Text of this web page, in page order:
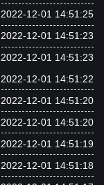
2022-12-01 14:51:25
2022-12-01 14:51:23
2022-12-01 14:51:23
2022-12-01 14:51:22
2022-12-01 14:51:20
2022-12-01 14:51:20
2022-12-01 14:51:19
2022-12-01 14:51:18